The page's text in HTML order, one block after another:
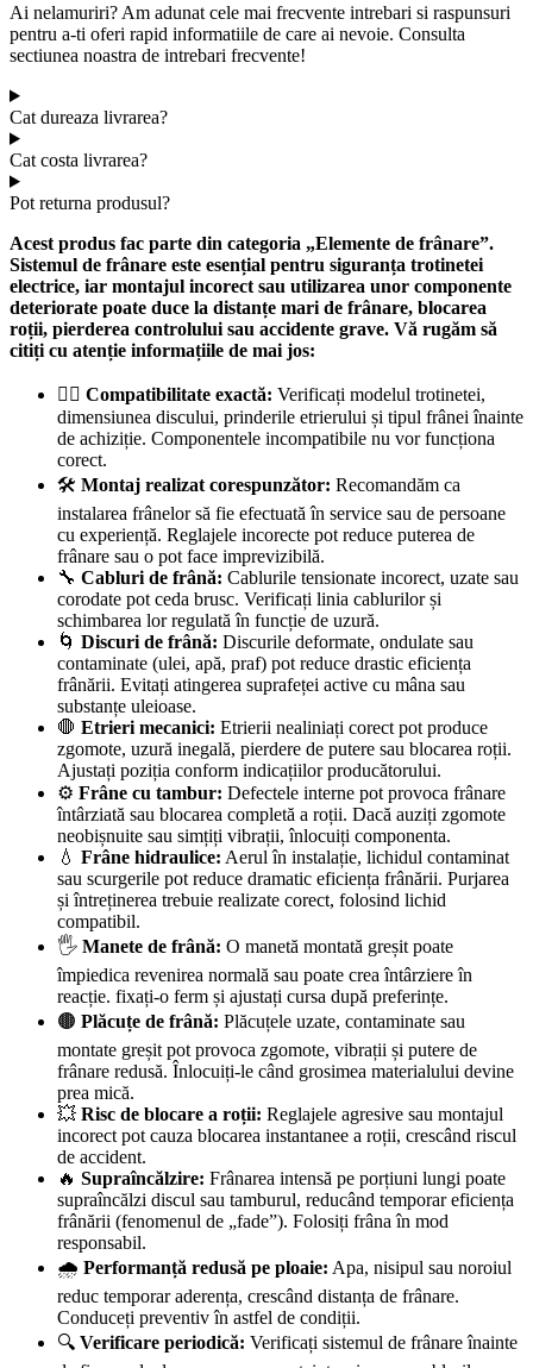
Ai nelamuriri? Am adunat cele mai frecvente intrebari si raspunsuri
pentru a-ti oferi rapid informatiile de care ai nevoie. Consulta
sectiunea noastra de intrebari frecvente!
Cat dureaza livrarea?
Cat costa livrarea?
Pot returna produsul?
Acest produs fac parte din categoria „Elemente de frânare”.
Sistemul de frânare este esențial pentru siguranța trotinetei
electrice, iar montajul incorect sau utilizarea unor componente
deteriorate poate duce la distanțe mari de frânare, blocarea
roții, pierderea controlului sau accidente grave. Vă rugăm să
citiți cu atenție informațiile de mai jos:
🚴‍♂️ Compatibilitate exactă: Verificați modelul trotinetei,
dimensiunea discului, prinderile etrierului și tipul frânei înainte
de achiziție. Componentele incompatibile nu vor funcționa
corect.
🛠️ Montaj realizat corespunzător: Recomandăm ca
instalarea frânelor să fie efectuată în service sau de persoane
cu experiență. Reglajele incorecte pot reduce puterea de
frânare sau o pot face imprevizibilă.
🔧 Cabluri de frână: Cablurile tensionate incorect, uzate sau
corodate pot ceda brusc. Verificați linia cablurilor și
schimbarea lor regulată în funcție de uzură.
🌀 Discuri de frână: Discurile deformate, ondulate sau
contaminate (ulei, apă, praf) pot reduce drastic eficiența
frânării. Evitați atingerea suprafeței active cu mâna sau
substanțe uleioase.
🛑 Etrieri mecanici: Etrierii nealiniați corect pot produce
zgomote, uzură inegală, pierdere de putere sau blocarea roții.
Ajustați poziția conform indicațiilor producătorului.
⚙️ Frâne cu tambur: Defectele interne pot provoca frânare
întârziată sau blocarea completă a roții. Dacă auziți zgomote
neobișnuite sau simțiți vibrații, înlocuiți componenta.
💧 Frâne hidraulice: Aerul în instalație, lichidul contaminat
sau scurgerile pot reduce dramatic eficiența frânării. Purjarea
și întreținerea trebuie realizate corect, folosind lichid
compatibil.
🖐️ Manete de frână: O manetă montată greșit poate
împiedica revenirea normală sau poate crea întârziere în
reacție. fixați-o ferm și ajustați cursa după preferințe.
🟤 Plăcuțe de frână: Plăcuțele uzate, contaminate sau
montate greșit pot provoca zgomote, vibrații și putere de
frânare redusă. Înlocuiți-le când grosimea materialului devine
prea mică.
💥 Risc de blocare a roții: Reglajele agresive sau montajul
incorect pot cauza blocarea instantanee a roții, crescând riscul
de accident.
🔥 Supraîncălzire: Frânarea intensă pe porțiuni lungi poate
supraîncălzi discul sau tamburul, reducând temporar eficiența
frânării (fenomenul de „fade”). Folosiți frâna în mod
responsabil.
🌧️ Performanță redusă pe ploaie: Apa, nisipul sau noroiul
reduc temporar aderența, crescând distanța de frânare.
Conduceți preventiv în astfel de condiții.
🔍 Verificare periodică: Verificați sistemul de frânare înainte